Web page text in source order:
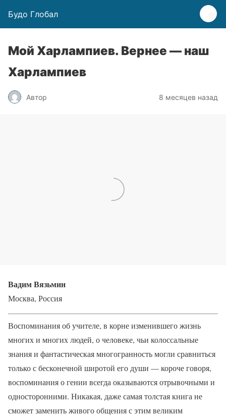
Будо Глобал
Мой Харлампиев. Вернее — наш
Харлампиев
Автор 8 месяцев назад
Вадим Вязьмин
Москва, Россия
Воспоминания об учителе, в корне изменившего жизнь
многих и многих людей, о человеке, чьи колоссальные
знания и фантастическая многогранность могли сравниться
только с бесконечной широтой его души — короче говоря,
воспоминания о гении всегда оказываются отрывочными и
односторонними. Никакая, даже самая толстая книга не
сможет заменить живого общения с этим великим